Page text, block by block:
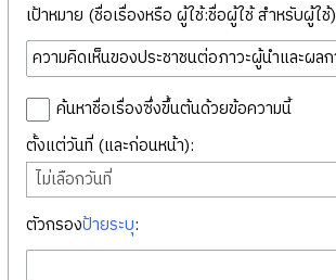
เป้าหมาย (ชื่อเรื่องหรือ ผู้ใช้:ชื่อผู้ใช้ สำหรับผู้ใช้):
ค้นหาชื่อเรื่องซึ่งขึ้นต้นด้วยข้อความนี้
ตั้งแต่วันที่ (และก่อนหน้า):
ไม่เลือกวันที่
ตัวกรองป้ายระบุ: